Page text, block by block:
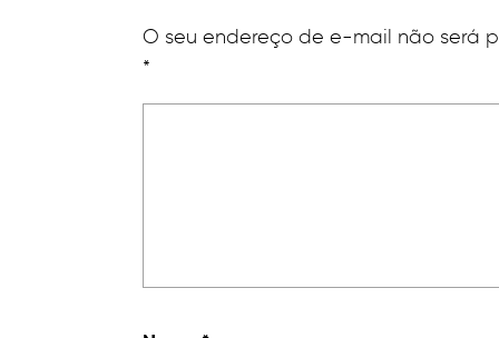
O seu endereço de e-mail não será
*